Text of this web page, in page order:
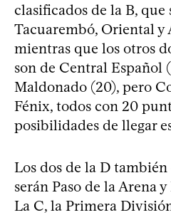
clasificados de la B, que
Tacuarembó, Oriental y
mientras que los otros
son de Central Español
Maldonado (20), pero
Fénix, todos con 20
posibilidades de llegar
Los dos de la D
serán Paso de la Arena
La C, la Primera